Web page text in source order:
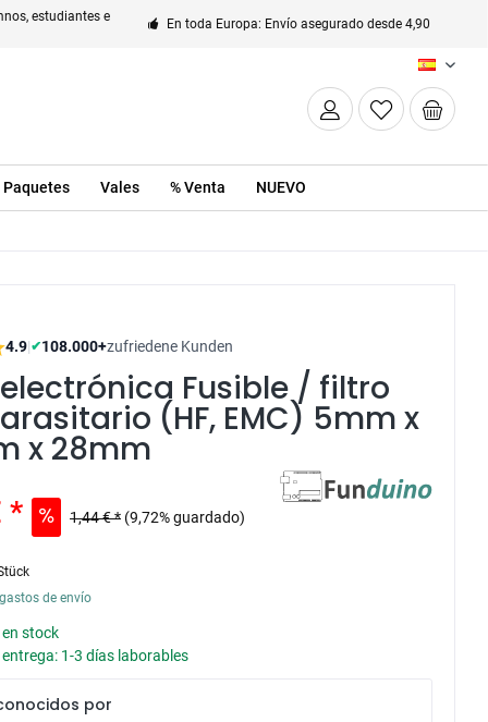
estudiantes e
En toda Europa: Envío asegurado desde 4,90
ES
Paquetes Vales % Venta NUEVO
4.9|✔108.000+zufriedene Kunden
Fusible / filtro
(HF, EMC) 5mm x
x 28mm
* 1,44 € * (9,72% guardado)
de envío
stock
entrega: 1-3 días laborables
por